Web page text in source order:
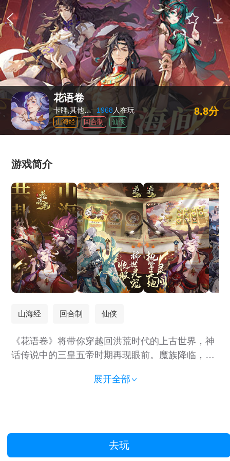
花语卷
卡牌,其他游戏 1968 人在玩
山海经 回合制 仙侠
8.8分
游戏简介
山海经 回合制 仙侠
《花语卷》将带你穿越回洪荒时代的上古世界，神
话传说中的三皇五帝时期再现眼前。魔族降临，天
予拯救苍生的重任，踏上冒险之旅，揭开仙魔大战
雄女英、十日登录传说英雄自选；通关主线关卡，
获取超多传说英雄碎片与抽卡卷，更有朱雀，英
展开全部
去玩